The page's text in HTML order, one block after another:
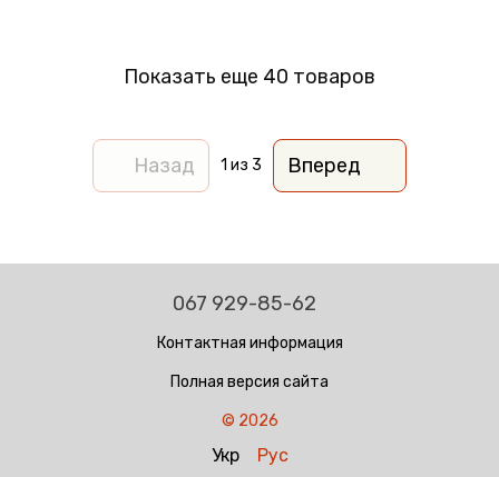
Показать еще 40 товаров
Назад 1 из 3 Вперед
067 929-85-62
Контактная информация
Полная версия сайта
© 2026
Укр Рус